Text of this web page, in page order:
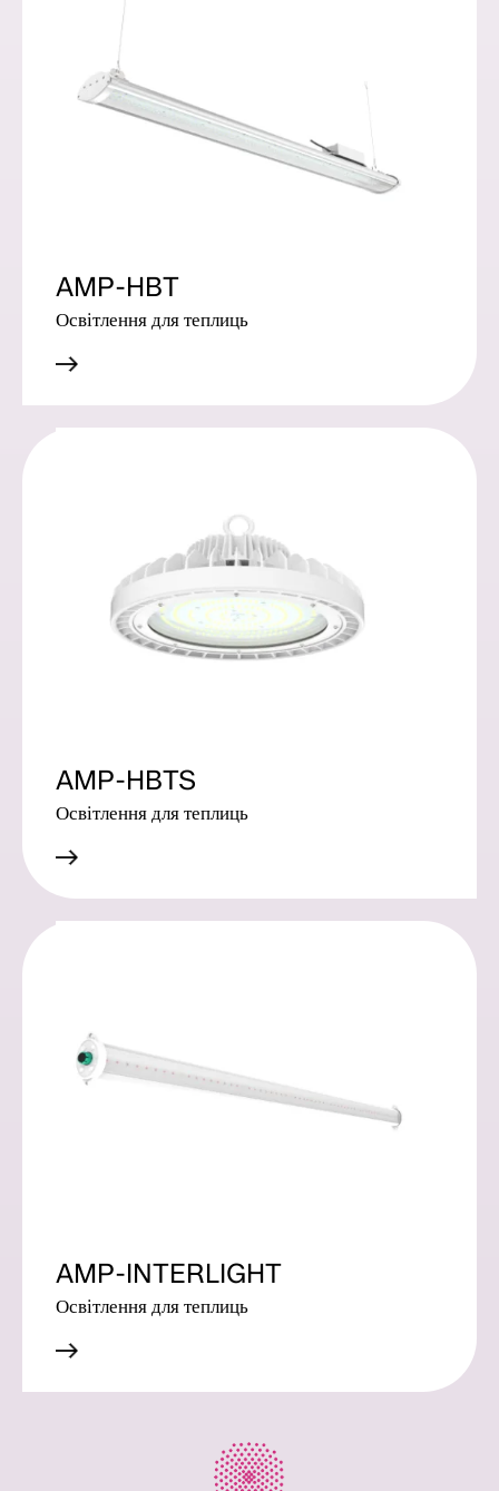
AMP-HBT
Освітлення для теплиць
AMP-HBTS
Освітлення для теплиць
AMP-INTERLIGHT
Освітлення для теплиць